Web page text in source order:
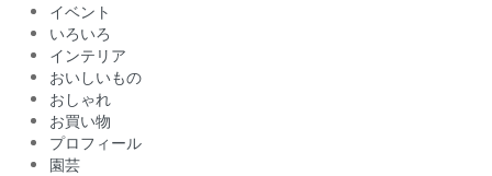
イベント
いろいろ
インテリア
おいしいもの
おしゃれ
お買い物
プロフィール
園芸